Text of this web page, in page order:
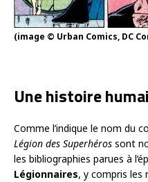
(image © Urban Comics, DC
Une histoire
Comme l’indique le nom du
Légion des Superhéros sont
les bibliographies parues à
Légionnaires, y compris les